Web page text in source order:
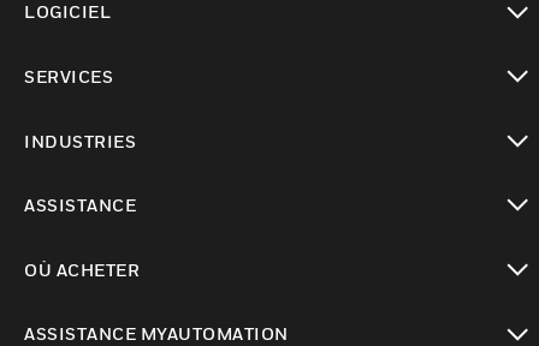
LOGICIEL
SERVICES
INDUSTRIES
ASSISTANCE
OÙ ACHETER
ASSISTANCE MYAUTOMATION